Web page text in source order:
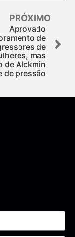
PRÓXIMO
Aprovado
de
de
mas
de Alckmin
de pressão